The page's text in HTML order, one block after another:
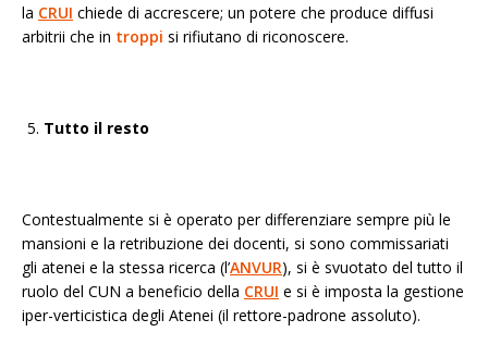
la CRUI chiede di accrescere; un potere che produce diffusi
arbitrii che in troppi si rifiutano di riconoscere.
Tutto il resto
Contestualmente si è operato per differenziare sempre più le
mansioni e la retribuzione dei docenti, si sono commissariati
gli atenei e la stessa ricerca (l’ANVUR), si è svuotato del tutto il
ruolo del CUN a beneficio della CRUI e si è imposta la gestione
iper-verticistica degli Atenei (il rettore-padrone assoluto).